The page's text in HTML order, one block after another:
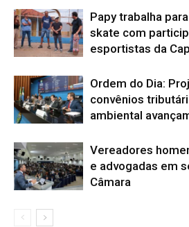
Papy trabalha
skate com
esportistas da
Ordem do Dia:
convênios
ambiental
Vereadores
e advogadas em
Câmara